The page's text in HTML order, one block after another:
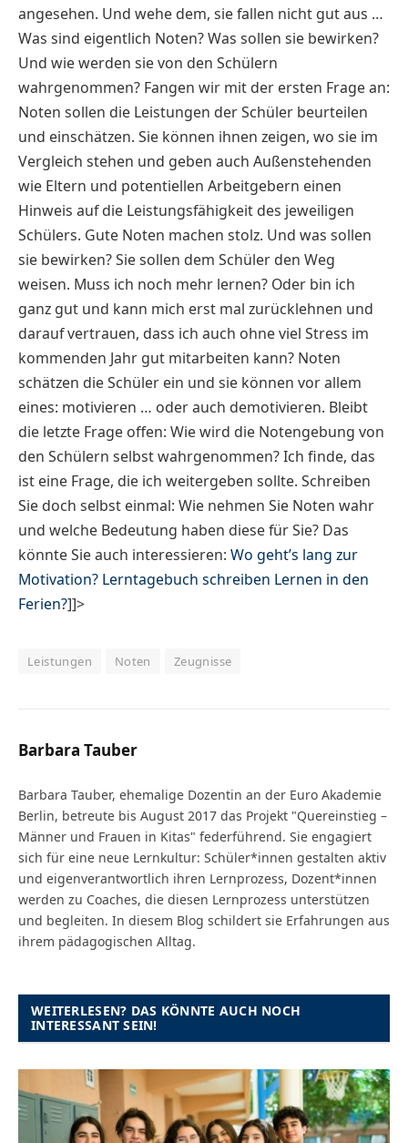
angesehen. Und wehe dem, sie fallen nicht gut aus …
Was sind eigentlich Noten? Was sollen sie bewirken?
Und wie werden sie von den Schülern
wahrgenommen? Fangen wir mit der ersten Frage an:
Noten sollen die Leistungen der Schüler beurteilen
und einschätzen. Sie können ihnen zeigen, wo sie im
Vergleich stehen und geben auch Außenstehenden
wie Eltern und potentiellen Arbeitgebern einen
Hinweis auf die Leistungsfähigkeit des jeweiligen
Schülers. Gute Noten machen stolz. Und was sollen
sie bewirken? Sie sollen dem Schüler den Weg
weisen. Muss ich noch mehr lernen? Oder bin ich
ganz gut und kann mich erst mal zurücklehnen und
darauf vertrauen, dass ich auch ohne viel Stress im
kommenden Jahr gut mitarbeiten kann? Noten
schätzen die Schüler ein und sie können vor allem
eines: motivieren … oder auch demotivieren. Bleibt
die letzte Frage offen: Wie wird die Notengebung von
den Schülern selbst wahrgenommen? Ich finde, das
ist eine Frage, die ich weitergeben sollte. Schreiben
Sie doch selbst einmal: Wie nehmen Sie Noten wahr
und welche Bedeutung haben diese für Sie? Das
könnte Sie auch interessieren: Wo geht’s lang zur
Motivation? Lerntagebuch schreiben Lernen in den
Ferien?]]>
Leistungen Noten Zeugnisse
Barbara Tauber
Barbara Tauber, ehemalige Dozentin an der Euro Akademie
Berlin, betreute bis August 2017 das Projekt "Quereinstieg –
Männer und Frauen in Kitas" federführend. Sie engagiert
sich für eine neue Lernkultur: Schüler*innen gestalten aktiv
und eigenverantwortlich ihren Lernprozess, Dozent*innen
werden zu Coaches, die diesen Lernprozess unterstützen
und begleiten. In diesem Blog schildert sie Erfahrungen aus
ihrem pädagogischen Alltag.
WEITERLESEN? DAS KÖNNTE AUCH NOCH
INTERESSANT SEIN!